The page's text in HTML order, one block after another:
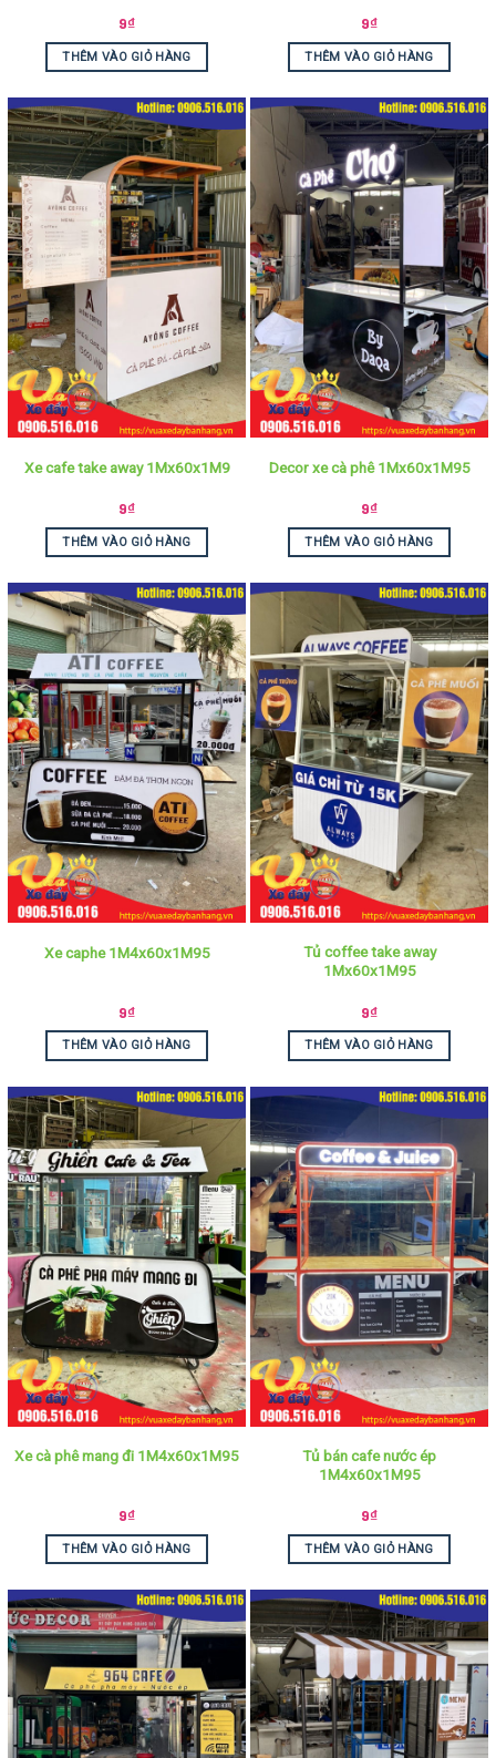
9₫
THÊM VÀO GIỎ HÀNG
9₫
THÊM VÀO GIỎ HÀNG
Xe cafe take away 1Mx60x1M9
9₫
THÊM VÀO GIỎ HÀNG
Decor xe cà phê 1Mx60x1M95
9₫
THÊM VÀO GIỎ HÀNG
Xe caphe 1M4x60x1M95
9₫
THÊM VÀO GIỎ HÀNG
Tủ coffee take away
1Mx60x1M95
9₫
THÊM VÀO GIỎ HÀNG
Xe cà phê mang đi 1M4x60x1M95
9₫
THÊM VÀO GIỎ HÀNG
Tủ bán cafe nước ép
1M4x60x1M95
9₫
THÊM VÀO GIỎ HÀNG